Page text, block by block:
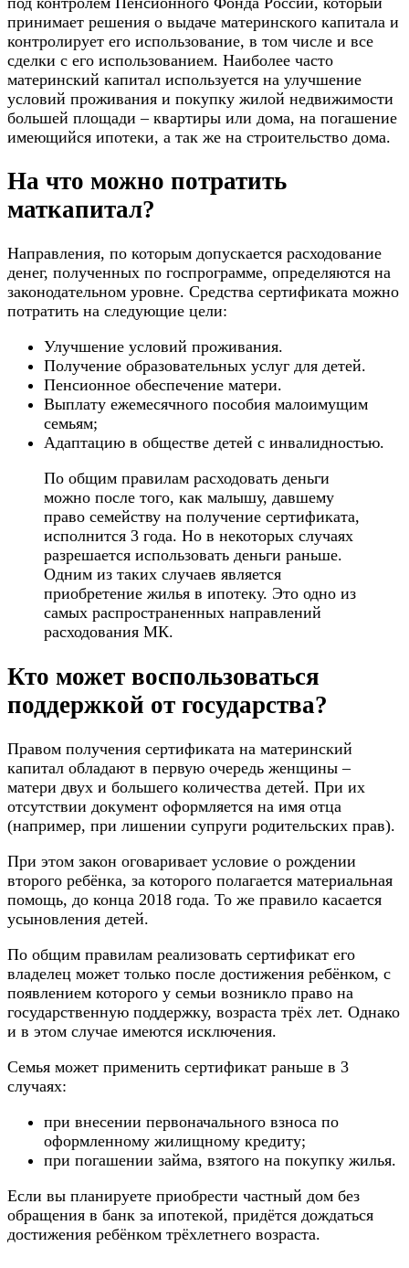
принимает решения о выдаче материнского капитала и
контролирует его использование, в том числе и все
сделки с его использованием. Наиболее часто
материнский капитал используется на улучшение
условий проживания и покупку жилой недвижимости
большей площади – квартиры или дома, на погашение
имеющийся ипотеки, а так же на строительство дома.
На что можно потратить
маткапитал?
Направления, по которым допускается расходование
денег, полученных по госпрограмме, определяются на
законодательном уровне. Средства сертификата можно
потратить на следующие цели:
Улучшение условий проживания.
Получение образовательных услуг для детей.
Пенсионное обеспечение матери.
Выплату ежемесячного пособия малоимущим
семьям;
Адаптацию в обществе детей с инвалидностью.
По общим правилам расходовать деньги
можно после того, как малышу, давшему
право семейству на получение сертификата,
исполнится 3 года. Но в некоторых случаях
разрешается использовать деньги раньше.
Одним из таких случаев является
приобретение жилья в ипотеку. Это одно из
самых распространенных направлений
расходования МК.
Кто может воспользоваться
поддержкой от государства?
Правом получения сертификата на материнский
капитал обладают в первую очередь женщины –
матери двух и большего количества детей. При их
отсутствии документ оформляется на имя отца
(например, при лишении супруги родительских прав).
При этом закон оговаривает условие о рождении
второго ребёнка, за которого полагается материальная
помощь, до конца 2018 года. То же правило касается
усыновления детей.
По общим правилам реализовать сертификат его
владелец может только после достижения ребёнком, с
появлением которого у семьи возникло право на
государственную поддержку, возраста трёх лет. Однако
и в этом случае имеются исключения.
Семья может применить сертификат раньше в 3
случаях:
при внесении первоначального взноса по
оформленному жилищному кредиту;
при погашении займа, взятого на покупку жилья.
Если вы планируете приобрести частный дом без
обращения в банк за ипотекой, придётся дождаться
достижения ребёнком трёхлетнего возраста.